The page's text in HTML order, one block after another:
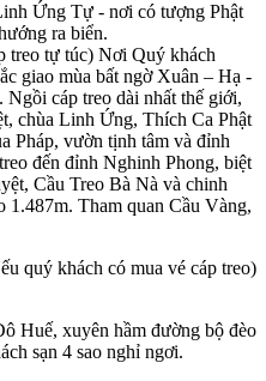
Ứng Tự - nơi có tượng Phật
ra biển.
treo tự túc) Nơi Quý khách
giao mùa bất ngờ Xuân – Hạ -
cáp treo dài nhất thế giới,
chùa Linh Ứng, Thích Ca Phật
Pháp, vườn tịnh tâm và đỉnh
đến đỉnh Nghinh Phong, biệt
Cầu Treo Bà Nà và chinh
1.487m. Tham quan Cầu Vàng,
quý khách có mua vé cáp treo)
Huế, xuyên hầm đường bộ đèo
sạn 4 sao nghỉ ngơi.